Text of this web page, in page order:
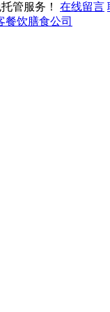
管服务！ 在线留言